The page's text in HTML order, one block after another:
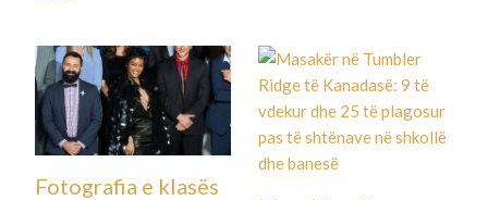
Fotografia e klasës